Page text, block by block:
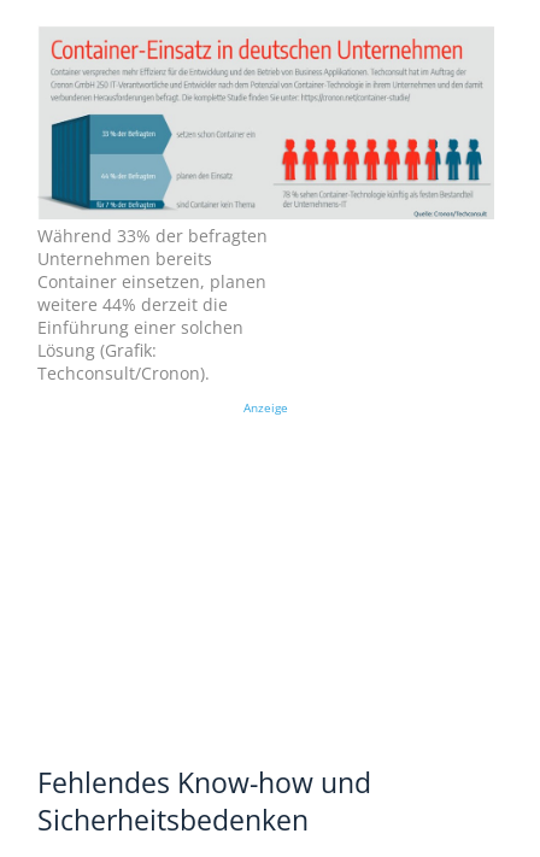
Während 33% der befragten
Unternehmen bereits
Container einsetzen, planen
weitere 44% derzeit die
Einführung einer solchen
Lösung (Grafik:
Techconsult/Cronon).
Anzeige
Fehlendes Know-how und
Sicherheitsbedenken